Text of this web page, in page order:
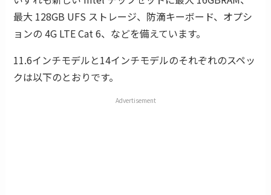
最大 128GB UFS ストレージ、防滴キーボード、オプシ
ョンの 4G LTE Cat 6、などを備えています。
11.6インチモデルと14インチモデルのそれぞれのスペッ
クは以下のとおりです。
Advertisement